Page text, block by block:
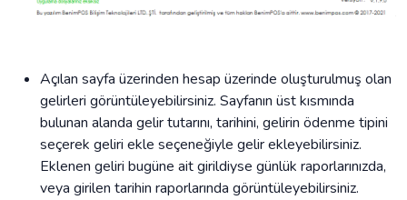
Açılan sayfa üzerinden hesap üzerinde oluşturulmuş olan
gelirleri görüntüleyebilirsiniz. Sayfanın üst kısmında
bulunan alanda gelir tutarını, tarihini, gelirin ödenme tipini
seçerek geliri ekle seçeneğiyle gelir ekleyebilirsiniz.
Eklenen geliri bugüne ait girildiyse günlük raporlarınızda,
veya girilen tarihin raporlarında görüntüleyebilirsiniz.